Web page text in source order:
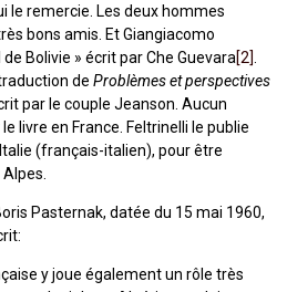
le remercie. Les deux hommes
bons amis. Et Giangiacomo
Bolivie » écrit par Che Guevara[2]
de Problèmes et perspectives
par le couple Jeanson. Aucun
livre en France. Feltrinelli le publie
(français-italien), pour être
Pasternak, datée du 15 mai 1960,
y joue également un rôle très